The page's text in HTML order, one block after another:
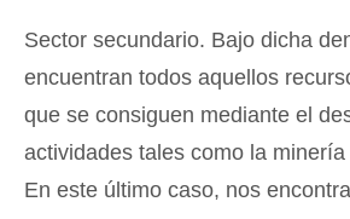
Sector secundario. Bajo dicha
encuentran todos aquellos
que se consiguen mediante el
actividades tales como la
En este último caso, nos